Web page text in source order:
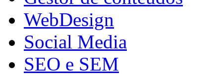
WebDesign
Social Media
SEO e SEM